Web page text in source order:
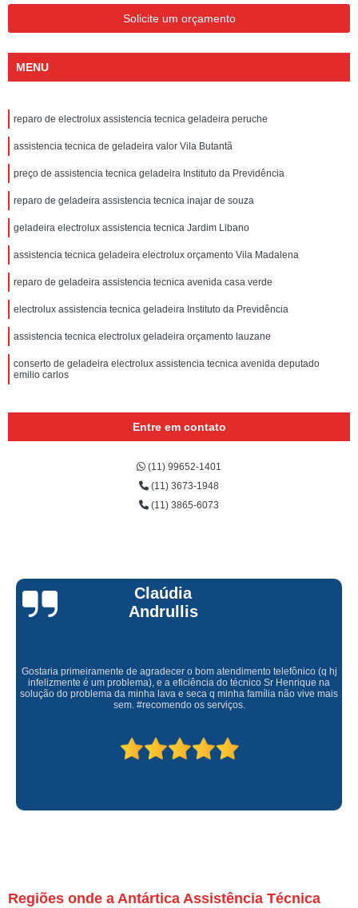
Solicite um orçamento
MENU
reparo de electrolux assistencia tecnica geladeira peruche
assistencia tecnica de geladeira valor Vila Butantã
preço de assistencia tecnica geladeira Instituto da Previdência
reparo de geladeira assistencia tecnica inajar de souza
geladeira electrolux assistencia tecnica Jardim Libano
assistencia tecnica geladeira electrolux orçamento Vila Madalena
reparo de geladeira assistencia tecnica avenida casa verde
electrolux assistencia tecnica geladeira Instituto da Previdência
assistencia tecnica electrolux geladeira orçamento lauzane
conserto de geladeira electrolux assistencia tecnica avenida deputado
emilio carlos
Entre em contato
(11) 99652-1401
(11) 3673-1948
(11) 3865-6073
Claúdia
Andrullis
Gostaria primeiramente de agradecer o bom atendimento telefônico (q hj
infelizmente é um problema), e a eficiência do técnico Sr Henrique na
solução do problema da minha lava e seca q minha família não vive mais
sem. #recomendo os serviços.
Regiões onde a Antártica Assistência Técnica